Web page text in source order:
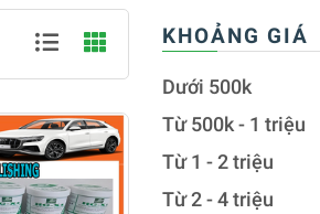
KHOẢNG GIÁ
Dưới 500k
Từ 500k - 1 triệu
Từ 1 - 2 triệu
Từ 2 - 4 triệu